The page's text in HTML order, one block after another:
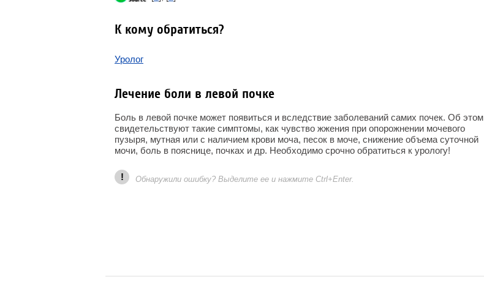
К кому обратиться?
Уролог
Лечение боли в левой почке
Боль в левой почке может появиться и вследствие заболеваний самих почек. Об этом
свидетельствуют такие симптомы, как чувство жжения при опорожнении мочевого
пузыря, мутная или с наличием крови моча, песок в моче, снижение объема суточной
мочи, боль в пояснице, почках и др. Необходимо срочно обратиться к урологу!
! Обнаружили ошибку? Выделите ее и нажмите Ctrl+Enter.